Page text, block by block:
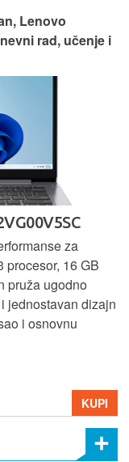
Lenovo
rad, učenje i
za
procesor, 16 GB
pruža ugodno
jednostavan dizajn
i osnovnu
KUPI